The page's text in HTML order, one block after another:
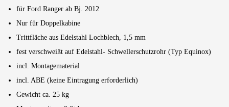
für Ford Ranger ab Bj. 2012
Nur für Doppelkabine
Trittfläche aus Edelstahl Lochblech, 1,5 mm
fest verschweißt auf Edelstahl- Schwellerschutzrohr (Typ Equinox)
incl. Montagematerial
incl. ABE (keine Eintragung erforderlich)
Gewicht ca. 25 kg